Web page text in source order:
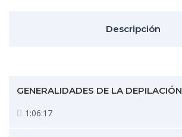
Descripción
GENERALIDADES DE LA DEPILACIÓN
1:06:17